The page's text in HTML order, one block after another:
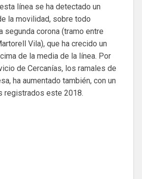
línea se ha detectado un
la movilidad, sobre todo
segunda corona (tramo entre
Vila), que ha crecido un
de la media de la línea. Por
de Cercanías, los ramales de
ha aumentado también, con un
registrados este 2018.